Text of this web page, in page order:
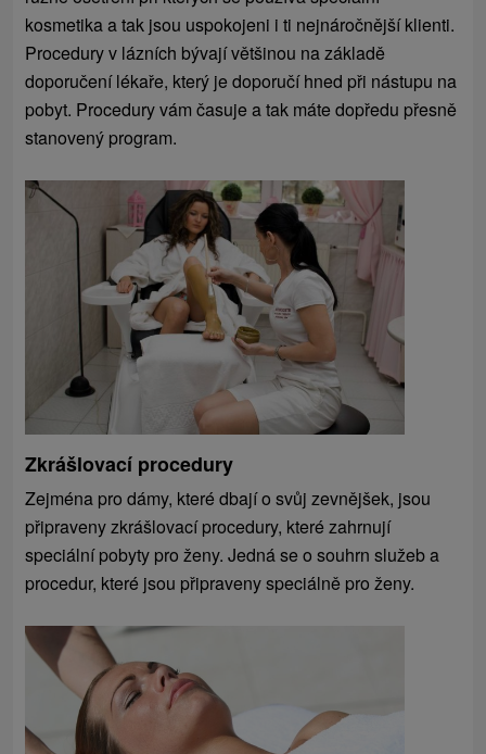
kosmetika a tak jsou uspokojeni i ti nejnáročnější klienti.
Procedury v lázních bývají většinou na základě
doporučení lékaře, který je doporučí hned při nástupu na
pobyt. Procedury vám časuje a tak máte dopředu přesně
stanovený program.
Zkrášlovací procedury
Zejména pro dámy, které dbají o svůj zevnějšek, jsou
připraveny zkrášlovací procedury, které zahrnují
speciální pobyty pro ženy. Jedná se o souhrn služeb a
procedur, které jsou připraveny speciálně pro ženy.